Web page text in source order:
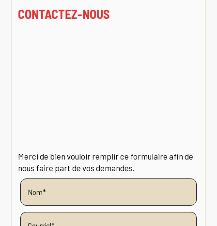
CONTACTEZ-NOUS
Merci de bien vouloir remplir ce formulaire afin de
nous faire part de vos demandes.